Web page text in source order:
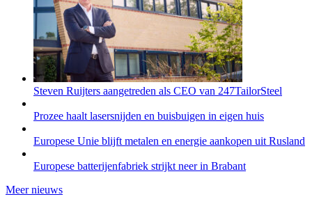
Steven Ruijters aangetreden als CEO van 247TailorSteel
Prozee haalt lasersnijden en buisbuigen in eigen huis
Europese Unie blijft metalen en energie aankopen uit Rusland
Europese batterijenfabriek strijkt neer in Brabant
Meer nieuws